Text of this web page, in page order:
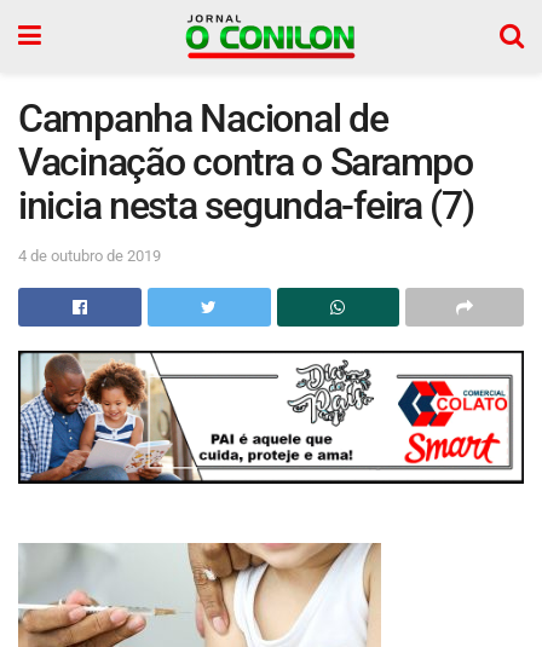
Campanha Nacional de
Vacinação contra o Sarampo
inicia nesta segunda-feira (7)
4 de outubro de 2019